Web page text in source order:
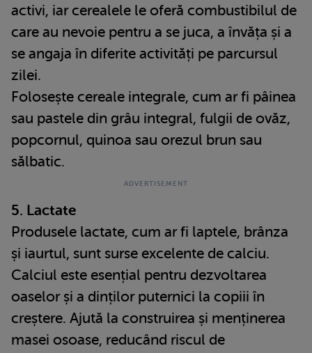
activi, iar cerealele le oferă combustibilul de
care au nevoie pentru a se juca, a învăța și a
se angaja în diferite activități pe parcursul
zilei.
Folosește cereale integrale, cum ar fi pâinea
sau pastele din grâu integral, fulgii de ovăz,
popcornul, quinoa sau orezul brun sau
sălbatic.
5. Lactate
Produsele lactate, cum ar fi laptele, brânza
și iaurtul, sunt surse excelente de calciu.
Calciul este esențial pentru dezvoltarea
oaselor și a dinților puternici la copiii în
creștere. Ajută la construirea și menținerea
masei osoase, reducând riscul de